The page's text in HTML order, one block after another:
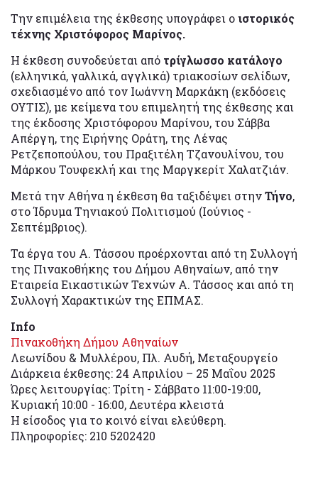
Την επιμέλεια της έκθεσης υπογράφει οιστορικός
τέχνης Χριστόφορος Μαρίνος.
Η έκθεση συνοδεύεται από τρίγλωσσο κατάλογο
(ελληνικά, γαλλικά, αγγλικά) τριακοσίων σελίδων,
σχεδιασμένο από τον Ιωάννη Μαρκάκη (εκδόσεις
ΟΥΤΙΣ), με κείμενα του επιμελητή της έκθεσης και
της έκδοσης Χριστόφορου Μαρίνου, του Σάββα
Απέργη, της Ειρήνης Οράτη, της Λένας
Ρετζεποπούλου, του Πραξιτέλη Τζανουλίνου, του
Μάρκου Τουφεκλή και της Μαργκερίτ Χαλατζιάν.
Μετά την Αθήνα η έκθεση θα ταξιδέψει στηνΤήνο,
στο Ίδρυμα Τηνιακού Πολιτισμού (Ιούνιος -
Σεπτέμβριος).
Τα έργα του Α. Τάσσου προέρχονται από τη Συλλογή
της Πινακοθήκης του Δήμου Αθηναίων, από την
Εταιρεία Εικαστικών Τεχνών Α. Τάσσος και από τη
Συλλογή Χαρακτικών της ΕΠΜΑΣ.
Info
Πινακοθήκη Δήμου Αθηναίων
Λεων​ί​δου & Μυλλέρου​​, Πλ. Αυδή, Μεταξουργείο
Διάρκεια έκθεσης: 24 Απριλίου – 25 Μαΐου 2025
Ώρες λειτουργίας: Τρίτη - Σάββατο 11:00-19:00,
Κυριακή 10:00 - 16:00, Δευτέρα κλειστά
Η είσοδος για το κοινό είναι ελεύθερη.
Πληροφορίες: 210 5202420